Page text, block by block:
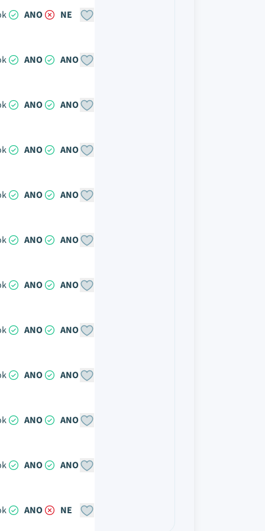
ANO NE
ANO ANO
ANO ANO
ANO ANO
ANO ANO
ANO ANO
ANO ANO
ANO ANO
ANO ANO
ANO ANO
ANO ANO
ANO NE